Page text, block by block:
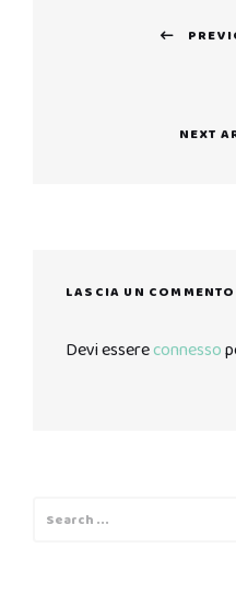
NEXT
LASCIA UN COMMENTO
Devi essereconnesso
for: